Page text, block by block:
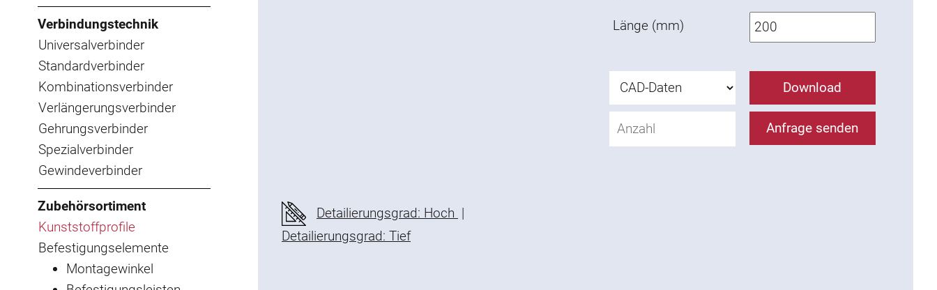
Verbindungstechnik
Universalverbinder
Standardverbinder
Kombinationsverbinder
Verlängerungsverbinder
Gehrungsverbinder
Spezialverbinder
Gewindeverbinder
Zubehörsortiment
Kunststoffprofile
Befestigungselemente
Montagewinkel
Detailierungsgrad: Hoch |
Detailierungsgrad: Tief
Länge (mm)
Download
Anfrage senden